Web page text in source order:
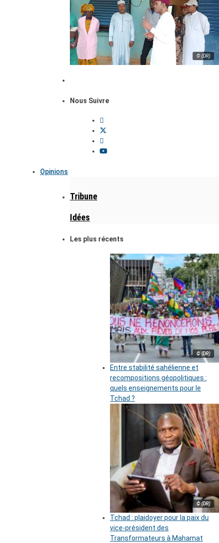
© (DR)
Nous Suivre
Opinions
Tribune
Idées
Les plus récents
© (DR)
Entre stabilité sahélienne et
recompositions géopolitiques :
quels enseignements pour le
Tchad ?
© (DR)
Tchad : plaidoyer pour la paix du
vice-président des
Transformateurs à Mahamat